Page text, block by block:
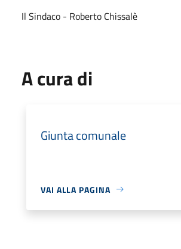
Il Sindaco - Roberto Chissalè
A cura di
Giunta comunale
VAI ALLA PAGINA